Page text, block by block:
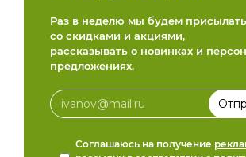
Раз в неделю мы будем
со скидками и акциями,
рассказывать о новинках и
предложениях.
Соглашаюсь на получение